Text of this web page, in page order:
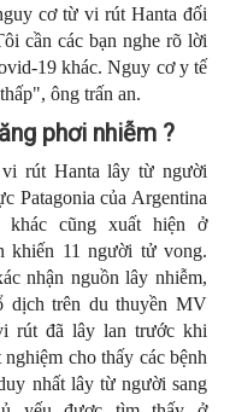
cơ từ vi rút Hanta đối
cần các bạn nghe rõ lời
19 khác. Nguy cơ y tế
ông trấn an.
phơi nhiễm ?
rút Hanta lây từ người
Patagonia của Argentina
cũng xuất hiện ở
khiến 11 người tử vong.
nhận nguồn lây nhiễm,
dịch trên du thuyền MV
rút đã lây lan trước khi
cho thấy các bệnh
nhất lây từ người sang